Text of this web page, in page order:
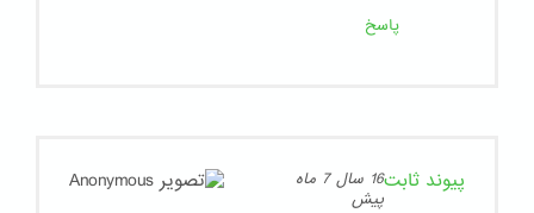
پاسخ
پیوند ثابت
16 سال 7 ماه
پیش